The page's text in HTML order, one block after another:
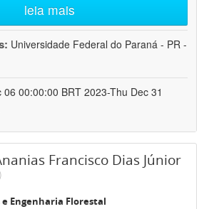
leia mais
Universidade Federal do Paraná - PR -
06 00:00:00 BRT 2023-Thu Dec 31
Francisco Dias Júnior
Engenharia Florestal